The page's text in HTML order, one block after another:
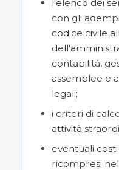
l'elenco dei
con gli
codice civile
contabilità,
assemblee e
legali;
i criteri di
attività
eventuali
ricompresi